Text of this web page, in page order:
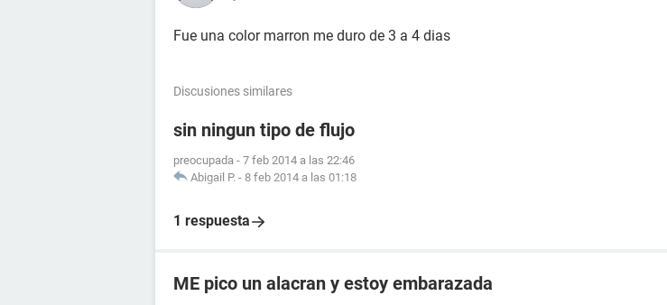
Fue una color marron me duro de 3 a 4 dias
Discusiones similares
sin ningun tipo de flujo
preocupada - 7 feb 2014 a las 22:46
Abigail P. - 8 feb 2014 a las 01:18
1 respuesta
ME pico un alacran y estoy embarazada